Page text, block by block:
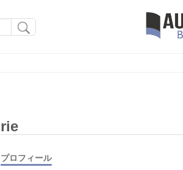
rie
プロフィール